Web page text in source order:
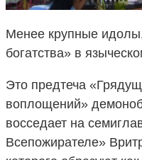
Менее крупные
богатства» в
Это предтеча
воплощений»
восседает на
Всепожирателе»